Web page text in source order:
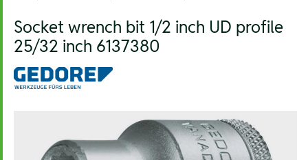
Socket wrench bit 1/2 inch UD profile
25/32 inch 6137380